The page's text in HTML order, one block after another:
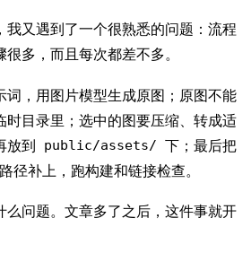
我又遇到了一个很熟悉的问题：流程
多，而且每次都差不多。
词，用图片模型生成原图；原图不能
时目录里；选中的图要压缩、转成适
放到
public/assets/ 下；最后把
补上，跑构建和链接检查。
么问题。文章多了之后，这件事就开